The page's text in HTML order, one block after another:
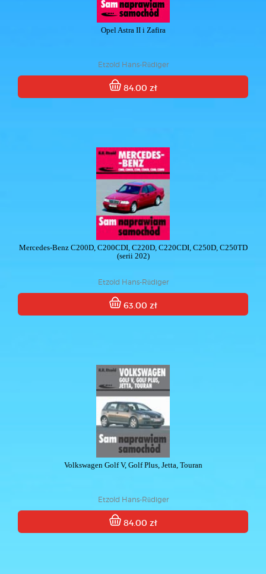
Opel Astra II i Zafira
Etzold Hans-Rüdiger
84.00 zł
Mercedes-Benz C200D, C200CDI, C220D, C220CDI, C250D, C250TD
(serii 202)
Etzold Hans-Rüdiger
63.00 zł
Volkswagen Golf V, Golf Plus, Jetta, Touran
Etzold Hans-Rüdiger
84.00 zł